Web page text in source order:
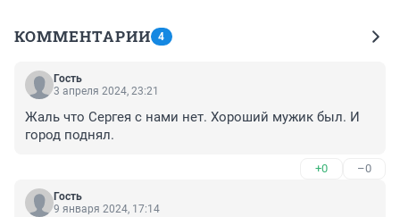
КОММЕНТАРИИ 4
Гость
3 апреля 2024, 23:21
Жаль что Сергея с нами нет. Хороший мужик был. И
город поднял.
+0 –0
Гость
9 января 2024, 17:14